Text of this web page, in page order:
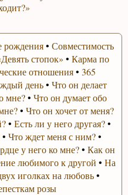
рождения• Совместимость
стопок» • Карма по
отношения•365
день• Что он делает
мне?•Что он думает обо
• Что он хочет от меня?
•Есть ли у него другая?•
•Что ждет меня с ним?•
у него ко мне?• Как он
любимого к другой • На
иголках на любовь•
розы